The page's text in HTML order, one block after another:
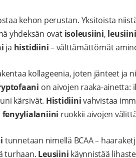
kehon perustan. Yksitoista
yhdeksän ovat isoleusiini, leusiini
ja histidiini– välttämättömät
kollageenia, joten jänteet ja
on aivojen raaka-ainetta:
kärsivät. Histidiinivahvistaa
fenyylialaniini ruokkii aivojen
tunnetaan nimellä BCAA –
turhaan. Leusiini käynnistää